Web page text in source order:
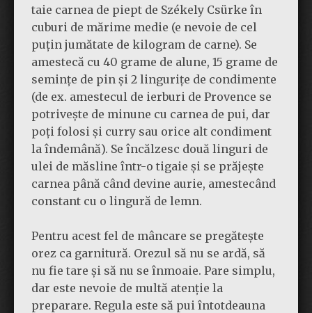
taie carnea de piept de Székely Csürke în
cuburi de mărime medie (e nevoie de cel
puțin jumătate de kilogram de carne). Se
amestecă cu 40 grame de alune, 15 grame de
semințe de pin și 2 lingurițe de condimente
(de ex. amestecul de ierburi de Provence se
potrivește de minune cu carnea de pui, dar
poți folosi și curry sau orice alt condiment
la îndemână). Se încălzesc două linguri de
ulei de măsline într-o tigaie și se prăjește
carnea până când devine aurie, amestecând
constant cu o lingură de lemn.
Pentru acest fel de mâncare se pregătește
orez ca garnitură. Orezul să nu se ardă, să
nu fie tare și să nu se înmoaie. Pare simplu,
dar este nevoie de multă atenție la
preparare. Regula este să pui întotdeauna